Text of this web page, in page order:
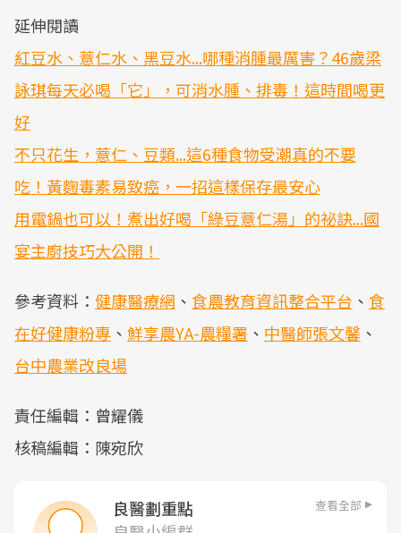
延伸閱讀
紅豆水、薏仁水、黑豆水...哪種消腫最厲害？46歲梁
詠琪每天必喝「它」，可消水腫、排毒！這時間喝更
好
不只花生，薏仁、豆類...這6種食物受潮真的不要
吃！黃麴毒素易致癌，一招這樣保存最安心
用電鍋也可以！煮出好喝「綠豆薏仁湯」的祕訣...國
宴主廚技巧大公開！
參考資料： 健康醫療網 、 食農教育資訊整合平台 、 食
在好健康粉專 、 鮮享農YA-農糧署 、 中醫師張文馨 、
台中農業改良場
責任編輯：曾耀儀
核稿編輯：陳宛欣
良醫劃重點 查看全部